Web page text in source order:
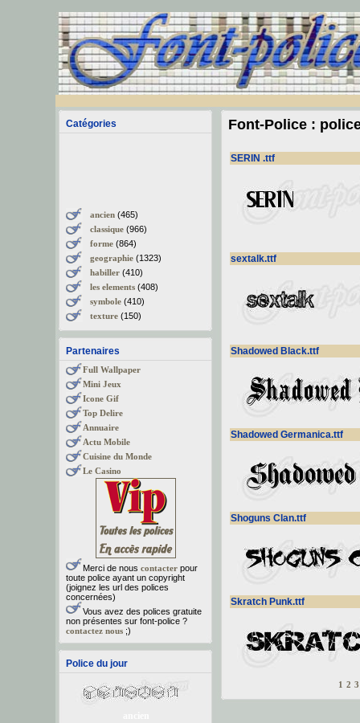
Catégories
ancien(465)
classique(966)
forme(864)
geographie(1323)
habiller(410)
les elements(408)
symbole(410)
texture(150)
Partenaires
Full Wallpaper
Mini Jeux
Icone Gif
Top Delire
Annuaire
Actu Mobile
Cuisine du Monde
Le Casino
Merci de nous contacterpour
toute police ayant un copyright
(joignez les url des polices
concernées)
Vous avez des polices gratuite
non présentes sur font-police ?
contactez nous;)
Police du jour
Font-Police :
SERIN .ttf
sextalk.ttf
Shadowed Black.ttf
Shadowed Germanica.ttf
Shoguns Clan.ttf
Skratch Punk.ttf
1 2 3